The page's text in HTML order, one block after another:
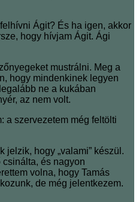
Ágit? És ha igen, akkor
hogy hívjam Ágit. Ági
mustrálni. Meg a
hogy mindenkinek legyen
ne a kukában
az nem volt.
a szervezetem még feltölti
hogy „valami” készül.
és nagyon
volna, hogy Tamás
de még jelentkezem.